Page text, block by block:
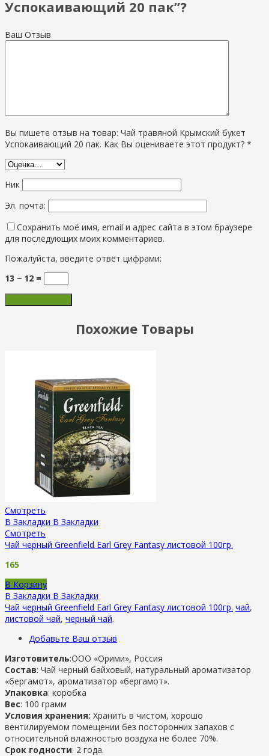
Успокаивающий 20 пак”?
Ваш Отзыв
Вы пишете отзыв на товар: Чай травяной Крымский букет
Успокаивающий 20 пак. Как Вы оцениваете этот продукт? *
Ник
Эл. почта:
Сохранить моё имя, email и адрес сайта в этом браузере
для последующих моих комментариев.
Пожалуйста, введите ответ цифрами:
13 − 12 =
Похожие Товары
Смотреть
В Закладки В Закладки
Смотреть
Чай черный Greenfield Earl Grey Fantasy листовой 100гр.
165
В Корзину
В Закладки В Закладки
Чай черный Greenfield Earl Grey Fantasy листовой 100гр. чай,
листовой чай, черный чай.
Добавьте Ваш отзыв
Изготовитель:ООО «Орими», Россия
Состав: Чай черный байховый, натуральный ароматизатор
«бергамот», ароматизатор «бергамот».
Упаковка: коробка
Вес: 100 грамм
Условия хранения: Хранить в чистом, хорошо
вентилируемом помещении без посторонних запахов с
относительной влажностью воздуха не более 70%.
Срок годности: 2 года.